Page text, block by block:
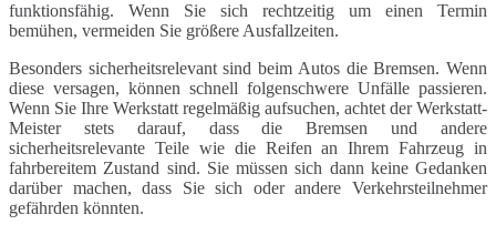
funktionsfähig. Wenn Sie sich rechtzeitig um einen Termin
bemühen, vermeiden Sie größere Ausfallzeiten.
Besonders sicherheitsrelevant sind beim Autos die Bremsen. Wenn
diese versagen, können schnell folgenschwere Unfälle passieren.
Wenn Sie Ihre Werkstatt regelmäßig aufsuchen, achtet der Werkstatt-
Meister stets darauf, dass die Bremsen und andere
sicherheitsrelevante Teile wie die Reifen an Ihrem Fahrzeug in
fahrbereitem Zustand sind. Sie müssen sich dann keine Gedanken
darüber machen, dass Sie sich oder andere Verkehrsteilnehmer
gefährden könnten.